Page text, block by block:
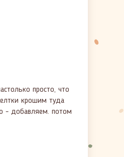
просто, что
крошим туда
- добавляем. потом